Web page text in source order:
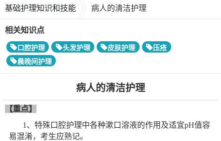
基础护理知识和技能 病人的清洁护理
相关知识点
口腔护理 头发护理 皮肤护理
压疮
晨晚间护理
病人的清洁护理
【重点】
1 、特殊口腔护理中各种漱口溶液的作用及适宜pH值容
易混淆，考生应熟记。